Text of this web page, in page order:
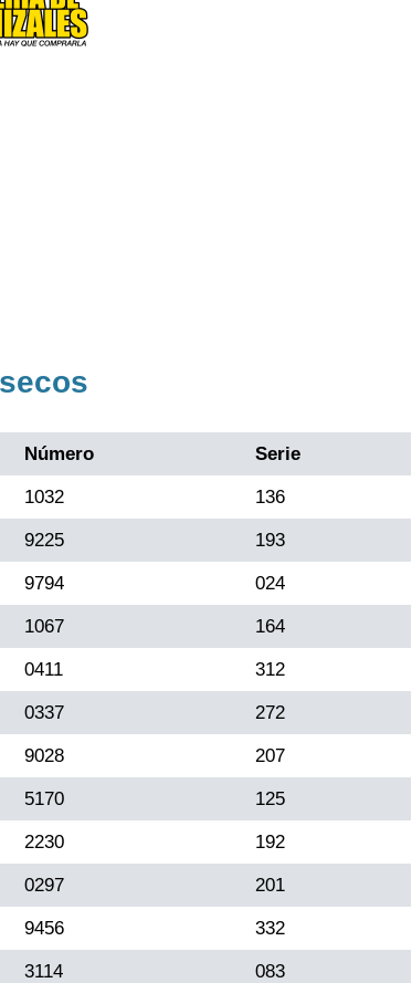
Número Serie
1032 136
9225 193
9794 024
1067 164
0411 312
0337 272
9028 207
5170 125
2230 192
0297 201
9456 332
3114 083